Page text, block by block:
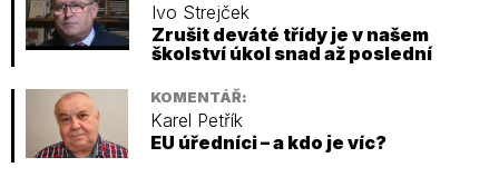
Ivo Strejček
Zrušit deváté třídy je v našem
školství úkol snad až poslední
KOMENTÁŘ:
Karel Petřík
EU úředníci – a kdo je víc?